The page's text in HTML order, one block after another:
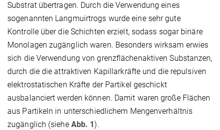
Substrat übertragen. Durch die Verwendung eines
sogenannten Langmuirtrogs wurde eine sehr gute
Kontrolle über die Schichten erzielt, sodass sogar binäre
Monolagen zugänglich waren. Besonders wirksam erwies
sich die Verwendung von grenzflächenaktiven Substanzen,
durch die die attraktiven Kapillarkräfte und die repulsiven
elektrostatischen Kräfte der Partikel geschickt
ausbalanciert werden können. Damit waren große Flächen
aus Partikeln in unterschiedlichem Mengenverhältnis
zugänglich (siehe Abb. 1 ).